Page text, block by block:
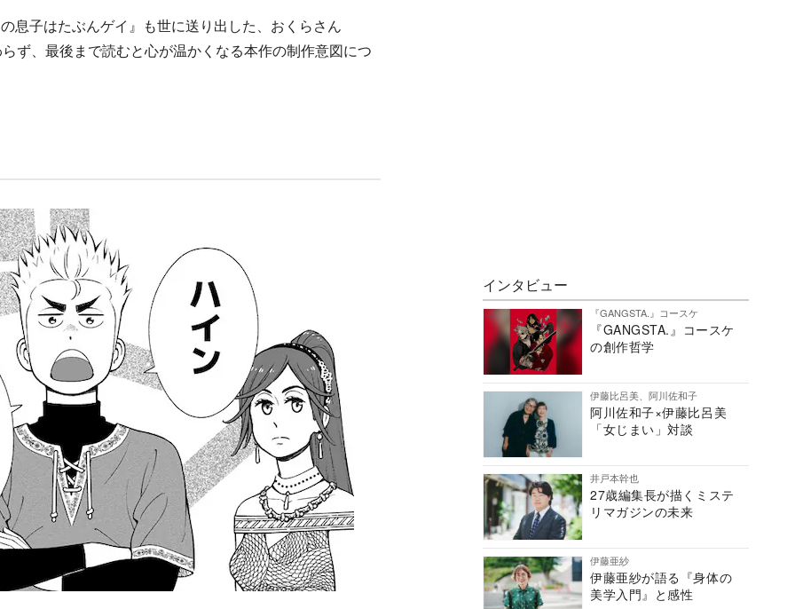
子はたぶんゲイ』も世に送り出した、おくらさん
ず、最後まで読むと心が温かくなる本作の制作意図につ
インタビュー
『GANGSTA.』コースケ
『GANGSTA.』コースケ
の創作哲学
伊藤比呂美、阿川佐和子
阿川佐和子×伊藤比呂美
「女じまい」対談
井戸本幹也
27歳編集長が描くミステ
リマガジンの未来
伊藤亜紗
伊藤亜紗が語る『身体の
美学入門』と感性